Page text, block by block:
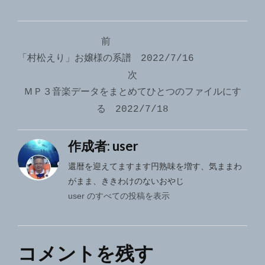
稿
ビ
ー
シ
前
「村松えり」お嬢様の系譜 2022/7/16
次
ＭＰ３音楽データをまとめてひとつのファイルにす
る 2022/7/18
作成者: user
還暦を迎えてますます円熟味を増す、気ままわ
がまま、ききわけのないおやじ
user のすべての投稿を表示
コメントを残す